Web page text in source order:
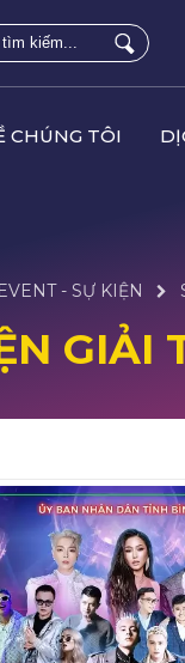
CHÚNG TÔI
EVENT - SỰ KIỆN
GIẢI